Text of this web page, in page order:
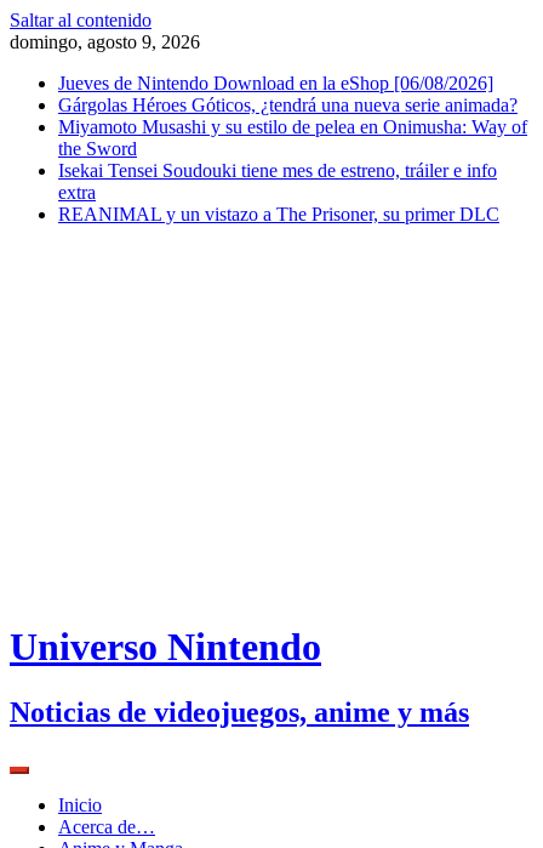
Saltar al contenido
domingo, agosto 9, 2026
Jueves de Nintendo Download en la eShop [06/08/2026]
Gárgolas Héroes Góticos, ¿tendrá una nueva serie animada?
Miyamoto Musashi y su estilo de pelea en Onimusha: Way of
the Sword
Isekai Tensei Soudouki tiene mes de estreno, tráiler e info
extra
REANIMAL y un vistazo a The Prisoner, su primer DLC
Universo Nintendo
Noticias de videojuegos, anime y más
Inicio
Acerca de…